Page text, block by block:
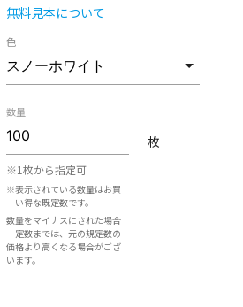
無料見本について
色
数量
※1枚から指定可
※表示されている数量はお買
い得な既定数です。
数量をマイナスにされた場合
一定数までは、元の規定数の
価格より高くなる場合がござ
います。
枚